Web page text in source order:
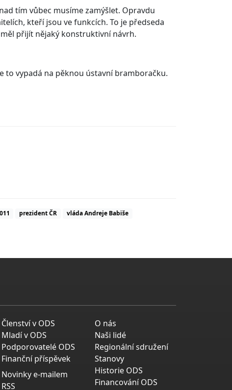
tím vůbec musíme zamýšlet. Opravdu
kteří jsou ve funkcích. To je předseda
přijít nějaký konstruktivní návrh.
to vypadá na pěknou ústavní bramboračku.
prezident ČR
vláda Andreje Babiše
Členství v ODS
Mladí v ODS
Podporovatelé ODS
Finanční příspěvek
Novinky e-mailem
RSS
O nás
Naši lidé
Regionální sdružení
Stanovy
Historie ODS
Financování ODS